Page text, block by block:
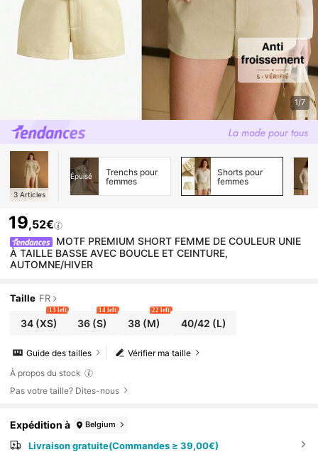
1/7
3 Articles
Épuisé
Trenchs pour
femmes
Shorts pour
femmes
19,52€
MOTF PREMIUM SHORT FEMME DE COULEUR UNIE
À TAILLE BASSE AVEC BOUCLE ET CEINTURE,
AUTOMNE/HIVER
Taille FR
34(XS)
13 left
36 (S)
14 left
38(M)
22 left
40/42 (L)
Vérifier ma taille
Guide des tailles
À propos du stock
Pas votre taille? Dites-nous
Expédition à Belgium
Livraison gratuite(Commandes ≥ 39,00€)